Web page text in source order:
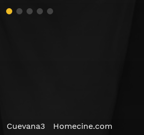
Cuevana3 Homecine.com